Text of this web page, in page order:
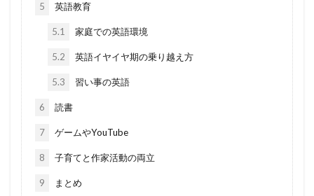
5 英語教育
5.1 家庭での英語環境
5.2 英語イヤイヤ期の乗り越え方
5.3 習い事の英語
6 読書
7 ゲームやYouTube
8 子育てと作家活動の両立
9 まとめ